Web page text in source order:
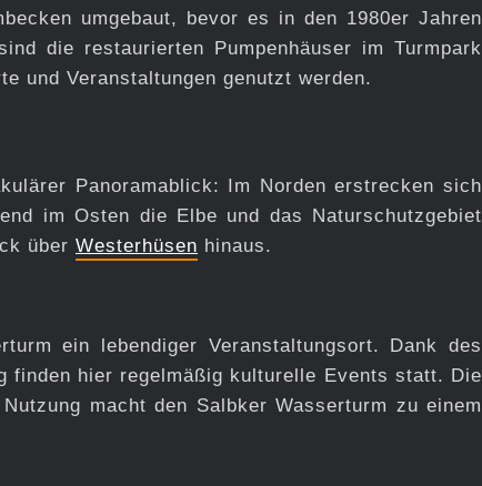
umgebaut, bevor es in den 1980er Jahren
die restaurierten Pumpenhäuser im Turmpark
und Veranstaltungen genutzt werden.
Panoramablick: Im Norden erstrecken sich
im Osten die Elbe und das Naturschutzgebiet
über Westerhüsen hinaus.
ein lebendiger Veranstaltungsort. Dank des
finden hier regelmäßig kulturelle Events statt. Die
macht den Salbker Wasserturm zu einem